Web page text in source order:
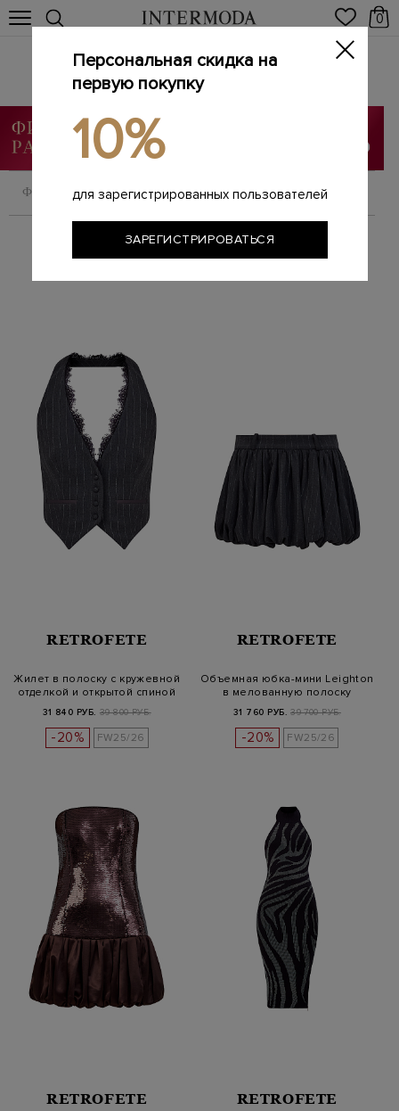
0
RETROFETE
Главная / Женщинам / Бренды
ФИЛЬТРОВАТЬ СОРТИРОВАТЬ
RETROFETE
Жилет в полоску с кружевной
отделкой и открытой спиной
31 840 РУБ. 39 800 РУБ.
-20% FW25/26
RETROFETE
Объемная юбка-мини Leighton
в мелованную полоску
31 760 РУБ. 39 700 РУБ.
-20% FW25/26
RETROFETE RETROFETE
Персональная скидка на
первую покупку
10%
для зарегистрированных пользователей
ЗАРЕГИСТРИРОВАТЬСЯ